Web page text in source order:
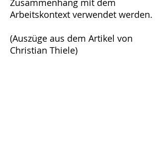
Zusammenhang mit dem
Arbeitskontext verwendet werden.
(Auszüge aus dem Artikel von
Christian Thiele)